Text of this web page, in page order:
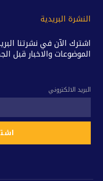
النشرة البريدية
اشترك الآن في نشرتنا
الموضوعات والاخبار قبل
البريد الالكتروني